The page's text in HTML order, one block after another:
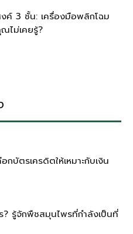
งค์ 3 ชั้น: เครื่องมือพลิกโฉม
ไม่เคยรู้?
กบัตรเครดิตให้เหมาะกับเงิน
? รู้จักพืชสมุนไพรที่กำลังเป็นที่